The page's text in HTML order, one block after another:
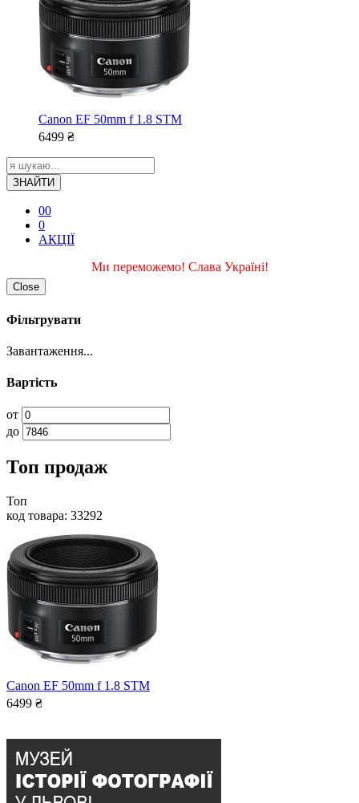
Canon EF 50mm f 1.8 STM
6499 ₴
ЗНАЙТИ
00
0
АКЦІЇ
Ми переможемо! Слава Україні!
Close
Фільтрувати
Завантаження...
Вартість
от
до
Топ продаж
Топ
код товара: 33292
Canon EF 50mm f 1.8 STM
6499 ₴